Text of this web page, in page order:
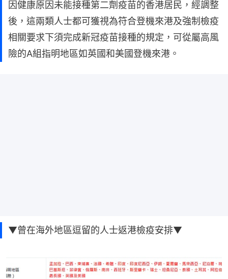
因健康原因未能接種第二劑疫苗的香港居民，經調整
後，這兩類人士都可獲視為符合登機來港及強制檢疫
相關要求下須完成新冠疫苗接種的規定，可從屬高風
險的A組指明地區如英國和美國登機來港。
▼曾在海外地區逗留的人士返港檢疫安排▼